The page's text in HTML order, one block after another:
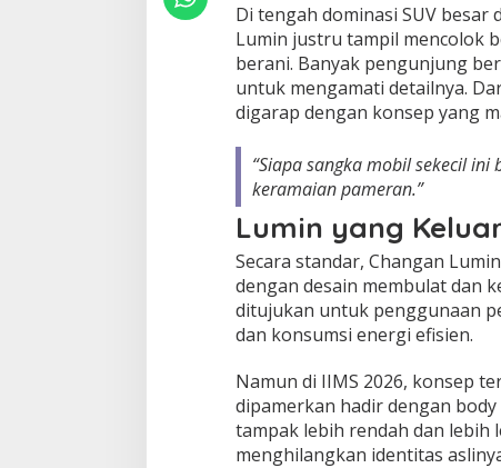
Di tengah dominasi SUV
Lumin justru tampil mencolok
berani. Banyak pengunjung
untuk mengamati detailnya.
digarap dengan konsep yang
“Siapa sangka mobil sekecil
keramaian pameran.”
Lumin yang
Secara standar, Changan
dengan desain membulat dan
ditujukan untuk penggunaan
dan konsumsi energi efisien.
Namun di IIMS 2026, konsep
dipamerkan hadir dengan
tampak lebih rendah dan lebih
menghilangkan identitas